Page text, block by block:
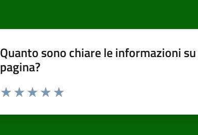
Quanto sono chiare le informazioni
pagina?
Valuta da 1 a 5 stelle la pagina